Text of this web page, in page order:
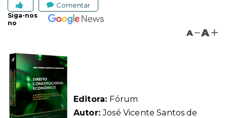
Comentar
Siga-nos
no
A A
Editora: Fórum
Autor:José Vicente Santos de